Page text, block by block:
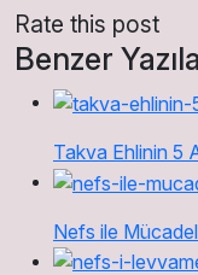
Rate this post
Benzer
Takva Ehlinin 5
Nefs ile